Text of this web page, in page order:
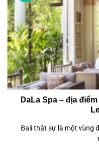
DaLa Spa – địa
Bali thật sự là một vùng